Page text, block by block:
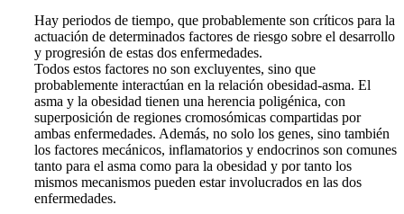
Hay periodos de tiempo, que probablemente son críticos para la
actuación de determinados factores de riesgo sobre el desarrollo
y progresión de estas dos enfermedades.
Todos estos factores no son excluyentes, sino que
probablemente interactúan en la relación obesidad-asma. El
asma y la obesidad tienen una herencia poligénica, con
superposición de regiones cromosómicas compartidas por
ambas enfermedades. Además, no solo los genes, sino también
los factores mecánicos, inflamatorios y endocrinos son comunes
tanto para el asma como para la obesidad y por tanto los
mismos mecanismos pueden estar involucrados en las dos
enfermedades.